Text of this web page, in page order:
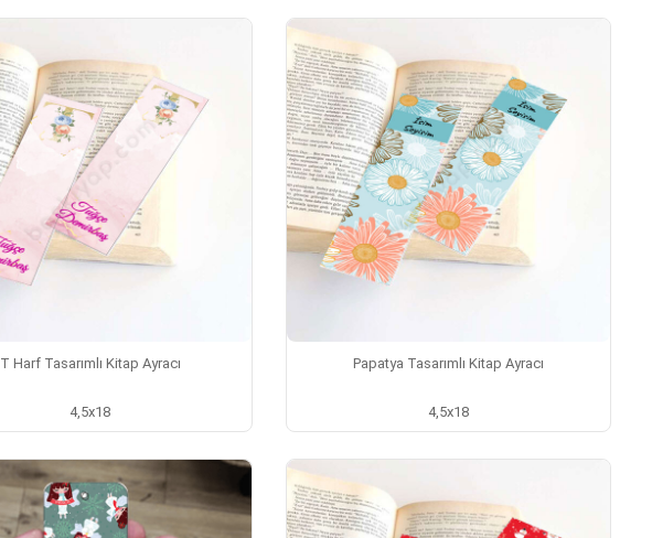
T Harf Tasarımlı Kitap Ayracı
4,5x18
Papatya Tasarımlı Kitap Ayracı
4,5x18